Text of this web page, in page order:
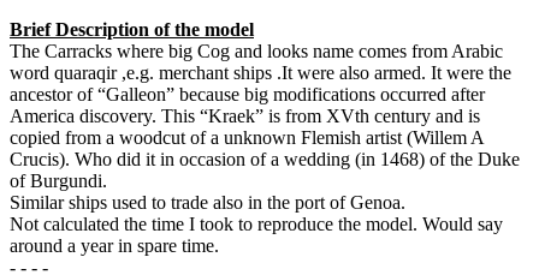
Brief Description of the model
The Carracks where big Cog and looks name comes from Arabic
word quaraqir ,e.g. merchant ships .It were also armed. It were the
ancestor of “Galleon” because big modifications occurred after
America discovery. This “Kraek” is from XVth century and is
copied from a woodcut of a unknown Flemish artist (Willem A
Crucis). Who did it in occasion of a wedding (in 1468) of the Duke
of Burgundi.
Similar ships used to trade also in the port of Genoa.
Not calculated the time I took to reproduce the model. Would say
around a year in spare time.
- - - -